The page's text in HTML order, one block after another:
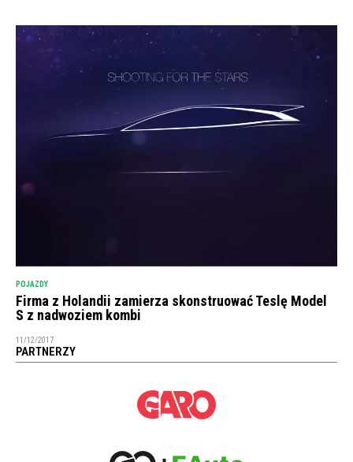
POJAZDY
Firma z Holandii zamierza skonstruować Teslę Model
S z nadwoziem kombi
11/12/2017
PARTNERZY